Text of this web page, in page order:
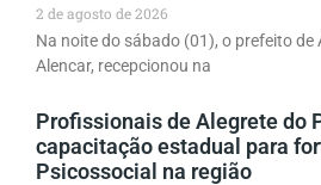
2 de agosto de 2026
Na noite do sábado (01), o prefeito de
Alencar, recepcionou na
Profissionais de Alegrete do
capacitação estadual para
Psicossocial na região